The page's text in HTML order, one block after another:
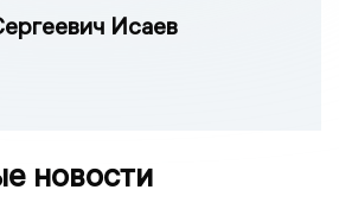
Исаев
новости